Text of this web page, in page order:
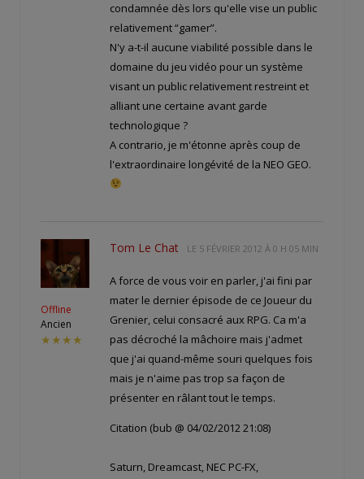
condamnée dès lors qu'elle vise un public
relativement “gamer”.
N'y a-t-il aucune viabilité possible dans le
domaine du jeu vidéo pour un système
visant un public relativement restreint et
alliant une certaine avant garde
technologique ?
A contrario, je m'étonne après coup de
l'extraordinaire longévité de la NEO GEO.
Offline
Ancien
★★★★
Tom Le Chat LE 5 FÉVRIER 2012 À 0 H 05 MIN
A force de vous voir en parler, j'ai fini par
mater le dernier épisode de ce Joueur du
Grenier, celui consacré aux RPG. Ca m'a
pas décroché la mâchoire mais j'admet
que j'ai quand-même souri quelques fois
mais je n'aime pas trop sa façon de
présenter en râlant tout le temps.
Citation (bub @ 04/02/2012 21:08)
Saturn, Dreamcast, NEC PC-FX,